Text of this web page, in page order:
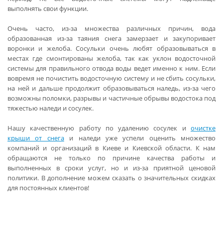
выполнять свои функции.
Очень часто, из-за множества различных причин, вода
образованная из-за таяния снега замерзает и закупоривает
воронки и желоба. Сосульки очень любят образовываться в
местах где смонтированы желоба, так как уклон водосточной
системы для правильного отвода воды ведет именно к ним. Если
вовремя не почистить водосточную систему и не сбить сосульки,
на ней и дальше продолжит образовываться наледь, из-за чего
возможны поломки, разрывы и частичные обрывы водостока под
тяжестью наледи и сосулек.
Нашу качественную работу по удалению сосулек и очистке
крыши от снегаи наледи уже успели оценить множество
компаний и организаций в Киеве и Киевской области. К нам
обращаются не только по причине качества работы и
выполненных в сроки услуг, но и из-за приятной ценовой
политики. В дополнение можем сказать о значительных скидках
для постоянных клиентов!